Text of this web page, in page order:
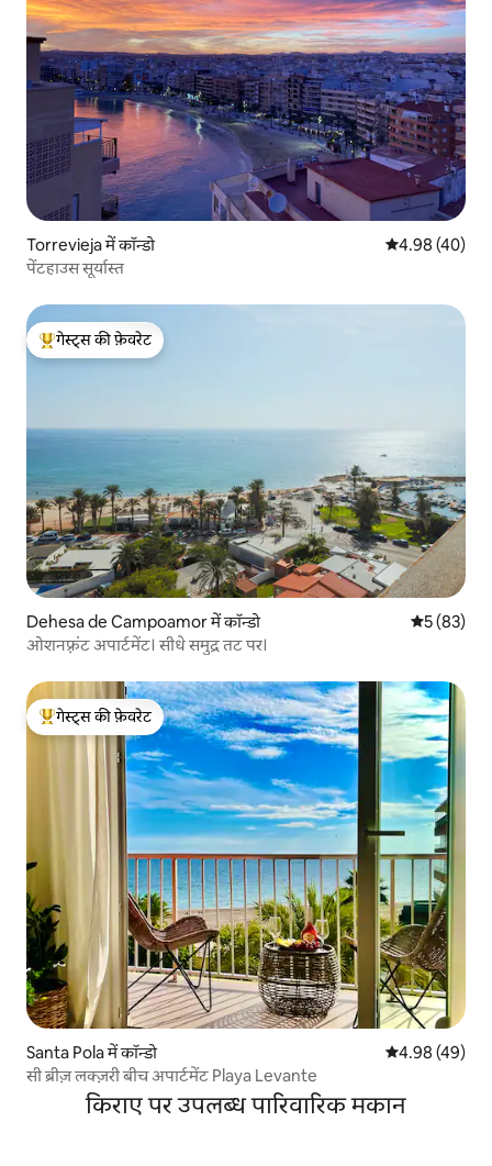
Torrevieja में कॉन्डो औसत रेटिंग 5 में
4.98 (40)
पेंटहाउस सूर्यास्त
गेस्ट्स का टॉप फ़ेवरेट
गेस्ट्स की फ़ेवरेट
Dehesa de Campoamor में कॉन्डो औसत रेटिंग
5 (83)
ओशनफ़्रंट अपार्टमेंट। सीधे समुद्र तट पर।
गेस्ट्स का टॉप फ़ेवरेट
गेस्ट्स की फ़ेवरेट
Santa Pola में कॉन्डो औसत रेटिंग 5 में
4.98 (49)
सी ब्रीज़ लक्ज़री बीच अपार्टमेंट Playa Levante
किराए पर उपलब्ध पारिवारिक मकान